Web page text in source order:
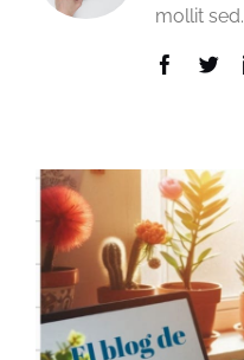
mollit sed.